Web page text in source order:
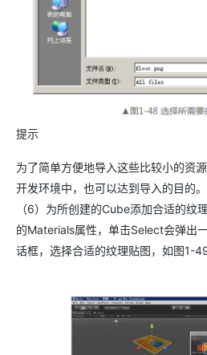
提示
为了简单方便地导入这些比较小的资
开发环境中，也可以达到导入的目的。
（6）为所创建的Cube添加合适的纹
的Materials属性，单击Select会弹出
话框，选择合适的纹理贴图，如图1-49